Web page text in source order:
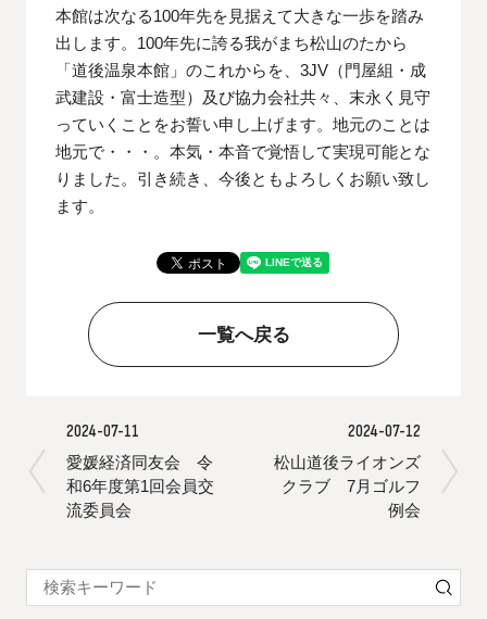
本館は次なる100年先を見据えて大きな一歩を踏み
出します。100年先に誇る我がまち松山のたから
「道後温泉本館」のこれからを、3JV（門屋組・成
武建設・富士造型）及び協力会社共々、末永く見守
っていくことをお誓い申し上げます。地元のことは
地元で・・・。本気・本音で覚悟して実現可能とな
りました。引き続き、今後ともよろしくお願い致し
ます。
一覧へ戻る
2024-07-11
愛媛経済同友会 令
和6年度第1回会員交
流委員会
2024-07-12
松山道後ライオンズ
クラブ 7月ゴルフ
例会